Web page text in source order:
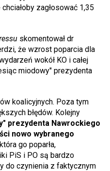
zagłosować 1,35
skomentował dr
że wzrost poparcia dla
wokół KO i całej
miodowy" prezydenta
koalicyjnych. Poza tym
błędów. Kolejny
prezydenta Nawrockiego
nowo wybranego
go poparła,
PiS i PO są bardzo
do czynienia z faktycznym